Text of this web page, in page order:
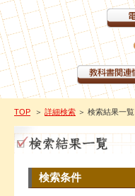
TOP ＞ 詳細検索 ＞ 検索結果一覧
検索条件